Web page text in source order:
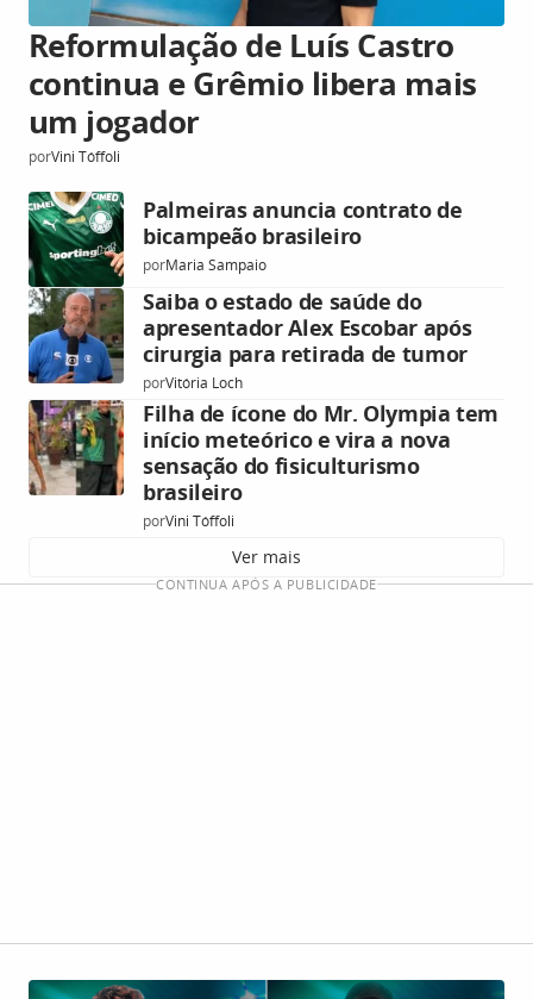
Reformulação de Luís Castro
continua e Grêmio libera mais
um jogador
porVini Tóffoli
Palmeiras anuncia contrato de
bicampeão brasileiro
porMaria Sampaio
Saiba o estado de saúde do
apresentador Alex Escobar após
cirurgia para retirada de tumor
porVitória Loch
Filha de ícone do Mr. Olympia tem
início meteórico e vira a nova
sensação do fisiculturismo
brasileiro
porVini Tóffoli
Ver mais
CONTINUA APÓS A PUBLICIDADE